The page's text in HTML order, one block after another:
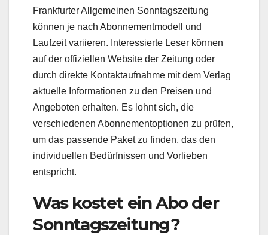
Frankfurter Allgemeinen Sonntagszeitung
können je nach Abonnementmodell und
Laufzeit variieren. Interessierte Leser können
auf der offiziellen Website der Zeitung oder
durch direkte Kontaktaufnahme mit dem Verlag
aktuelle Informationen zu den Preisen und
Angeboten erhalten. Es lohnt sich, die
verschiedenen Abonnementoptionen zu prüfen,
um das passende Paket zu finden, das den
individuellen Bedürfnissen und Vorlieben
entspricht.
Was kostet ein Abo der
Sonntagszeitung?